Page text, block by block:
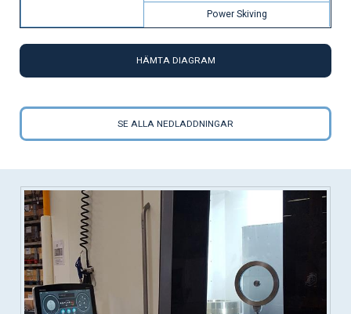
Power Skiving
HÄMTA DIAGRAM
SE ALLA NEDLADDNINGAR